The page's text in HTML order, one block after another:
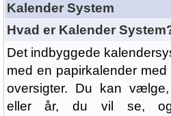
Kalender System
Hvad er Kalender
Det indbyggede
med en papirkalender
oversigter. Du kan
eller år, du vil se,